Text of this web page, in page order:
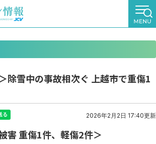
除雪中の事故相次ぐ 上越市で重傷1
2026年2月2日 17:40更新
害 重傷1件、軽傷2件＞